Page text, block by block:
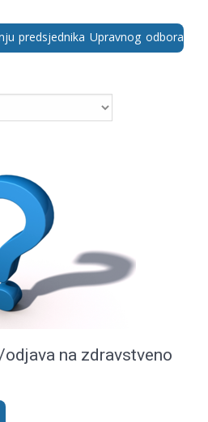
predsjednika Upravnog odbora
na zdravstveno